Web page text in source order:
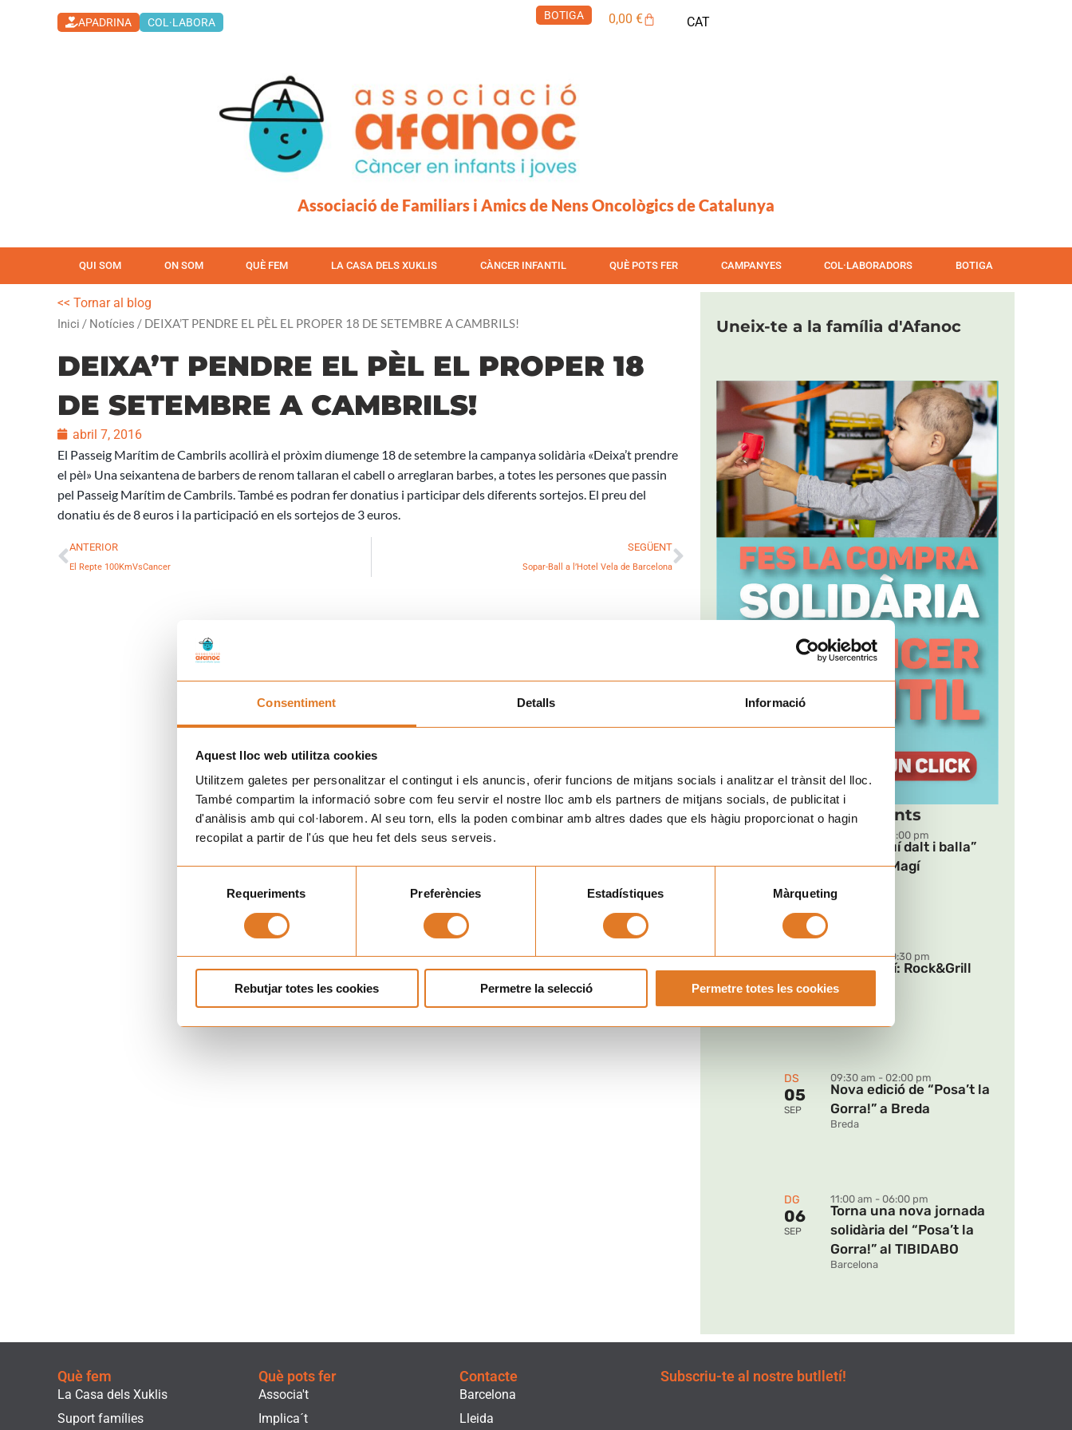
Consentiment Detalls Informació
Aquest lloc web utilitza cookies
Utilitzem galetes per personalitzar el contingut i els anuncis, oferir funcions de mitjans socials i analitzar el trànsit del lloc.
També compartim la informació sobre com feu servir el nostre lloc amb els partners de mitjans socials, de publicitat i
d'anàlisis amb qui col·laborem. Al seu torn, ells la poden combinar amb altres dades que els hàgiu proporcionat o hagin
recopilat a partir de l'ús que heu fet dels seus serveis.
consentiment
Requeriments Preferències Estadístiques Màrqueting
Rebutjar totes les cookies Permetre la selecció Permetre totes les cookies
APADRINA COL·LABORA
BOTIGA 0,00 €Cistella CAT
Associació de Familiars i Amics de Nens Oncològics de Catalunya
QUI SOM ON SOM QUÈ FEM LA CASA DELS XUKLIS CÀNCER INFANTIL QUÈ POTS FER CAMPANYES COL·LABORADORS BOTIGA
<< Tornar al blog
Inici / Notícies / DEIXA’T PENDRE EL PÈL EL PROPER 18 DE SETEMBRE A CAMBRILS!
DEIXA’T PENDRE EL PÈL EL PROPER 18
DE SETEMBRE A CAMBRILS!
abril 7, 2016
El Passeig Marítim de Cambrils acollirà el pròxim diumenge 18 de setembre la campanya solidària «Deixa’t prendre
el pèl» Una seixantena de barbers de renom tallaran el cabell o arreglaran barbes, a totes les persones que passin
pel Passeig Marítim de Cambrils. També es podran fer donatius i participar dels diferents sortejos. El preu del
donatiu és de 8 euros i la participació en els sortejos de 3 euros.
Prev
ANTERIOR
El Repte 100KmVsCancer
SEGÜENT
Sopar-Ball a l’Hotel Vela de Barcelona
Next
Uneix-te a la família d'Afanoc
Pròxims esdeveniments
AGO
09:00 pm - 11:00 pm
“Puja, aquí dalt i balla”
per Sant Magí
DG
30
AGO
07:00 pm - 10:30 pm
Ja és aquí: Rock&Grill
2026
Barcelona
DS
05
SEP
09:30 am - 02:00 pm
Nova edició de “Posa’t la
Gorra!” a Breda
Breda
DG
06
SEP
11:00 am - 06:00 pm
Torna una nova jornada
solidària del “Posa’t la
Gorra!” al TIBIDABO
Barcelona
Què fem
La Casa dels Xuklis
Suport famílies
Què pots fer
Associa't
Implica´t
Contacte
Barcelona
Lleida
Subscriu-te al nostre butlletí!